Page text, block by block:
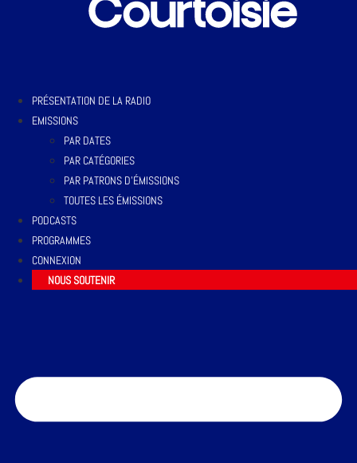
PRÉSENTATION DE LA RADIO
EMISSIONS
PAR DATES
PAR CATÉGORIES
PAR PATRONS D’ÉMISSIONS
TOUTES LES ÉMISSIONS
PODCASTS
PROGRAMMES
CONNEXION
NOUS SOUTENIR